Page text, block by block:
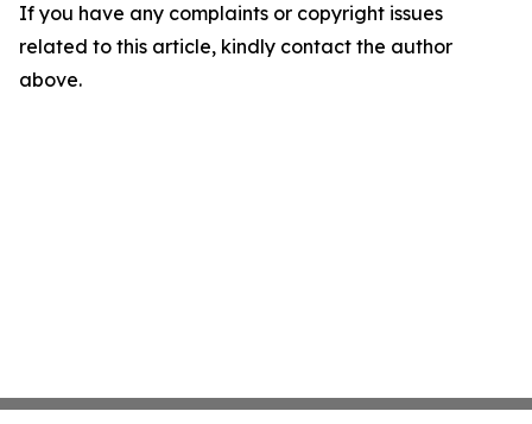
If you have any complaints or copyright issues
related to this article, kindly contact the author
above.